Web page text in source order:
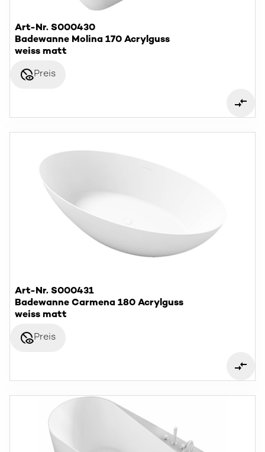
Art-Nr. S000430
Badewanne Molina 170 Acrylguss
weiss matt
disabled_visiblePreis
Art-Nr. S000431
Badewanne Carmena 180 Acrylguss
weiss matt
disabled_visiblePreis